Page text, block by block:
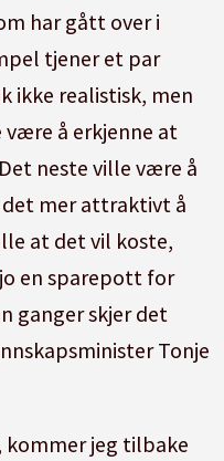
har gått over i
tjener et par
ikke realistisk, men
å erkjenne at
neste ville være å
det mer attraktivt å
at det vil koste,
en sparepott for
ganger skjer det
Tonje
kommer jeg tilbake